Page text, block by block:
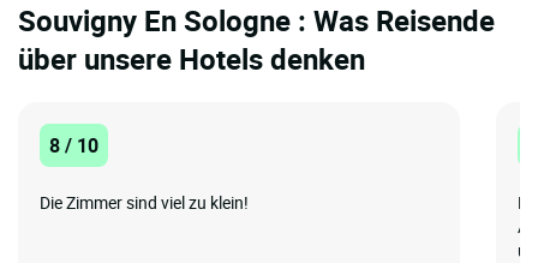
Souvigny En Sologne : Was Reisende
über unsere Hotels denken
8 / 10
Die Zimmer sind viel zu klein!